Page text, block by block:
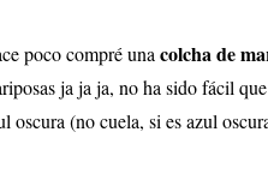
poco compré una colcha de
ja ja ja, no ha sido fácil
oscura (no cuela, si es azul